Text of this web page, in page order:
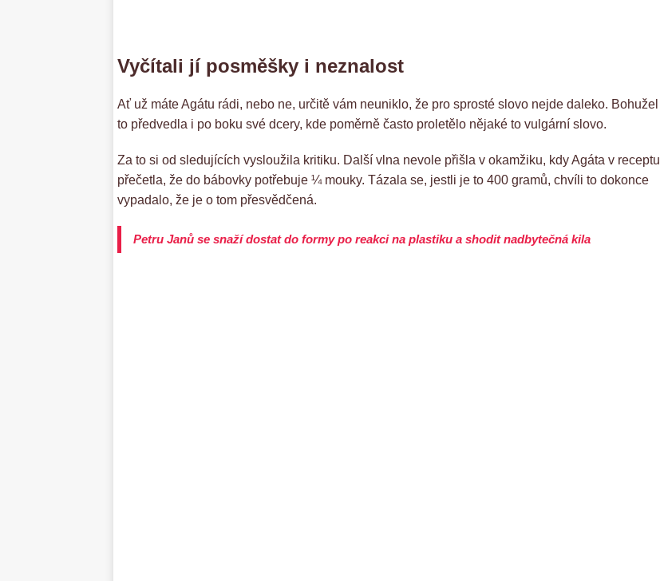
Vyčítali jí posměšky i neznalost
Ať už máte Agátu rádi, nebo ne, určitě vám neuniklo, že pro sprosté slovo nejde daleko. Bohužel
to předvedla i po boku své dcery, kde poměrně často proletělo nějaké to vulgární slovo.
Za to si od sledujících vysloužila kritiku. Další vlna nevole přišla v okamžiku, kdy Agáta v receptu
přečetla, že do bábovky potřebuje ¼ mouky. Tázala se, jestli je to 400 gramů, chvíli to dokonce
vypadalo, že je o tom přesvědčená.
Petru Janů se snaží dostat do formy po reakci na plastiku a shodit nadbytečná kila